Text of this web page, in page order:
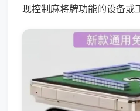
现控制麻将牌功能的设备或